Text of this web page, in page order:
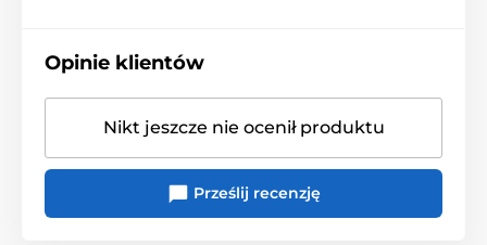
bezwonny i pozbawiony smaku
Produkt znajduje się w kategoriach
Na bazie wody
Opinie klientów
Nikt jeszcze nie ocenił produktu
Prześlij recenzję